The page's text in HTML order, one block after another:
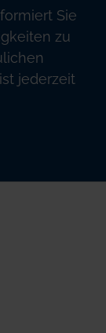
Sie
zu
jederzeit